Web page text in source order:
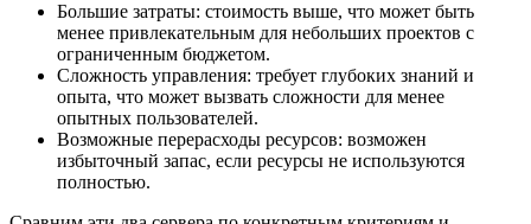
Большие затраты: стоимость выше, что может быть
менее привлекательным для небольших проектов с
ограниченным бюджетом.
Сложность управления: требует глубоких знаний и
опыта, что может вызвать сложности для менее
опытных пользователей.
Возможные перерасходы ресурсов: возможен
избыточный запас, если ресурсы не используются
полностью.